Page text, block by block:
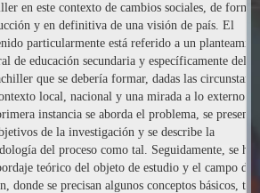
en este contexto de cambios sociales, de
y en definitiva de una visión de país. El
particularmente está referido a un
de educación secundaria y específicamente del
que se debería formar, dadas las
local, nacional y una mirada a lo externo.
instancia se aborda el problema, se
de la investigación y se describe la
del proceso como tal. Seguidamente, se
teórico del objeto de estudio y el campo de
donde se precisan algunos conceptos básicos,